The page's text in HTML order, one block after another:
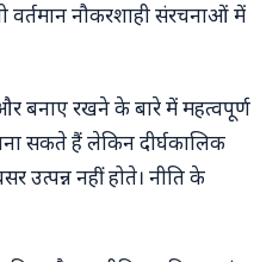
वर्तमान नौकरशाही संरचनाओं में
बनाए रखने के बारे में महत्वपूर्ण
सकते हैं लेकिन दीर्घकालिक
नहीं होते। नीति के